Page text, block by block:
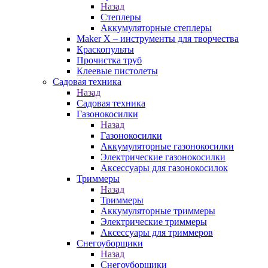
Назад
Степлеры
Аккумуляторные степлеры
Maker X – инструменты для творчества
Краскопульты
Прочистка труб
Клеевые пистолеты
Садовая техника
Назад
Садовая техника
Газонокосилки
Назад
Газонокосилки
Аккумуляторные газонокосилки
Электрические газонокосилки
Аксессуары для газонокосилок
Триммеры
Назад
Триммеры
Аккумуляторные триммеры
Электрические триммеры
Аксессуары для триммеров
Снегоуборщики
Назад
Снегоуборщики